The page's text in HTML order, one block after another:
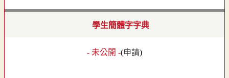
學生簡體字字典
- 未公開 -(申請)